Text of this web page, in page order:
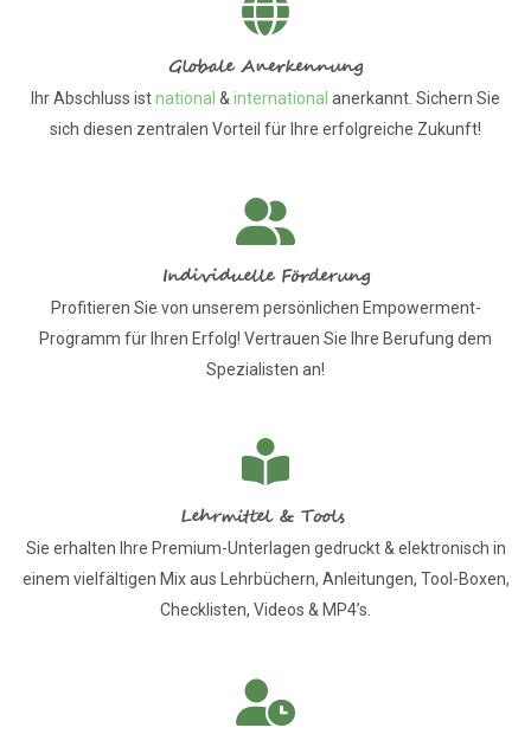
Globale Anerkennung
Ihr Abschluss istnational &international anerkannt. Sichern Sie
sich diesen zentralen Vorteil für Ihre erfolgreiche Zukunft!
Individuelle Förderung
Profitieren Sie von unserem persönlichen Empowerment-
Programm für Ihren Erfolg! Vertrauen Sie Ihre Berufung dem
Spezialisten an!
Lehrmittel & Tools
Sie erhalten Ihre Premium-Unterlagen gedruckt & elektronisch in
einem vielfältigen Mix aus Lehrbüchern, Anleitungen, Tool-Boxen,
Checklisten, Videos & MP4’s.